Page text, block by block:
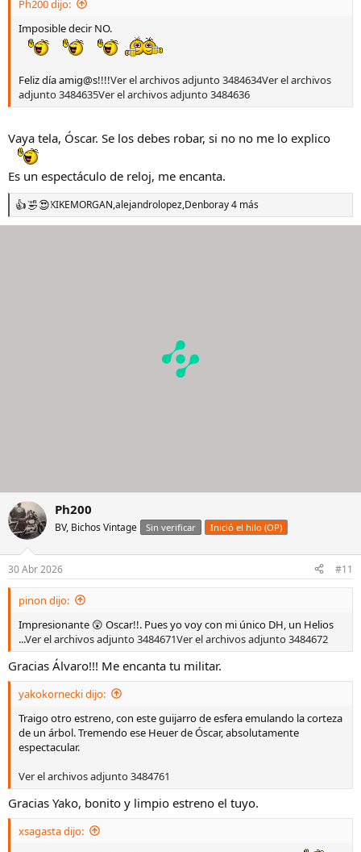
Ph200 dijo:
Imposible decir NO.
Feliz día amig@s!!!!Ver el archivos adjunto 3484634Ver el archivos
adjunto 3484635Ver el archivos adjunto 3484636
Vaya tela, Óscar. Se los debes robar, si no no me lo explico
Es un espectáculo de reloj, me encanta.
R
e
KIKEMORGAN,alejandrolopez,Denboray 4 más
Ph200
BV, Bichos Vintage Sin verificar Inició el hilo (OP)
30 Abr 2026 #11
pinon dijo:
Impresionante 😲 Oscar!!. Pues yo voy con mi único DH, un Helios
...Ver el archivos adjunto 3484671Ver el archivos adjunto 3484672
Gracias Álvaro!!! Me encanta tu militar.
yakokornecki dijo:
Traigo otro estreno, con este guijarro de esfera emulando la corteza
de un árbol. Tremendo ese Heuer de Óscar, absolutamente
espectacular.
Ver el archivos adjunto 3484761
Gracias Yako, bonito y limpio estreno el tuyo.
xsagasta dijo: